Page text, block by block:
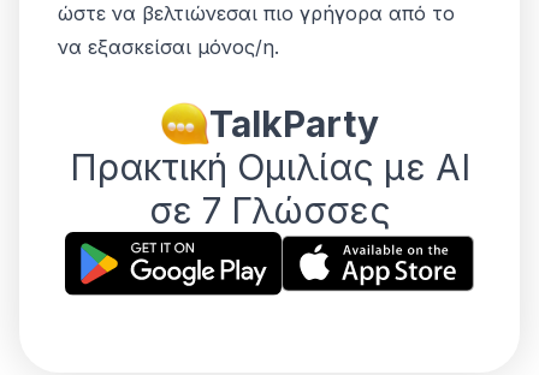
ώστε να βελτιώνεσαι πιο γρήγορα από το
να εξασκείσαι μόνος/η.
TalkParty
Πρακτική Ομιλίας με AI
σε 7 Γλώσσες